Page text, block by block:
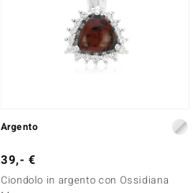
Argento
39,- €
Ciondolo in argento con Ossidiana